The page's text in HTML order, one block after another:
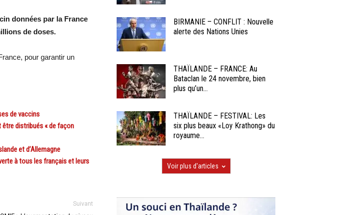
données par la France
de doses.
pour garantir un
de vaccins
être distribués « de façon
et d’Allemagne
à tous les français et leurs
Suivant
BIRMANIE – CONFLIT : Nouvelle
alerte des Nations Unies
THAÏLANDE – FRANCE: Au
Bataclan le 24 novembre, bien
plus qu’un...
THAÏLANDE – FESTIVAL: Les
six plus beaux «Loy Krathong» du
royaume...
Voir plus d'articles